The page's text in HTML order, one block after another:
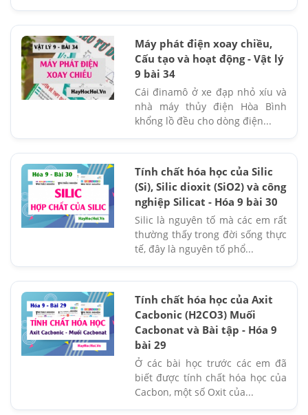
Máy phát điện xoay chiều,
Cấu tạo và hoạt động - Vật lý
9 bài 34
Cái đinamô ở xe đạp nhỏ xíu và
nhà máy thủy điện Hòa Bình
khổng lồ đều cho dòng điện...
Tính chất hóa học của Silic
(Si), Silic dioxit (SiO2) và công
nghiệp Silicat - Hóa 9 bài 30
Silic là nguyên tố mà các em rất
thường thấy trong đời sống thực
tế, đây là nguyên tố phổ...
Tính chất hóa học của Axit
Cacbonic (H2CO3) Muối
Cacbonat và Bài tập - Hóa 9
bài 29
Ở các bài học trước các em đã
biết được tính chất hóa học của
Cacbon, một số Oxit của...